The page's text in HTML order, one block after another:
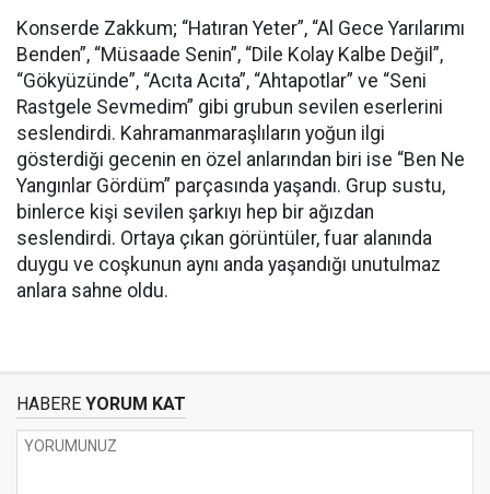
Konserde Zakkum; “Hatıran Yeter”, “Al Gece Yarılarımı
Benden”, “Müsaade Senin”, “Dile Kolay Kalbe Değil”,
“Gökyüzünde”, “Acıta Acıta”, “Ahtapotlar” ve “Seni
Rastgele Sevmedim” gibi grubun sevilen eserlerini
seslendirdi. Kahramanmaraşlıların yoğun ilgi
gösterdiği gecenin en özel anlarından biri ise “Ben Ne
Yangınlar Gördüm” parçasında yaşandı. Grup sustu,
binlerce kişi sevilen şarkıyı hep bir ağızdan
seslendirdi. Ortaya çıkan görüntüler, fuar alanında
duygu ve coşkunun aynı anda yaşandığı unutulmaz
anlara sahne oldu.
HABERE YORUM KAT